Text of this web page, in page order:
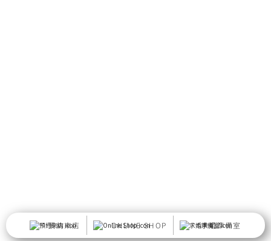
預約來店 ONLINE SHOP 求婚準備室